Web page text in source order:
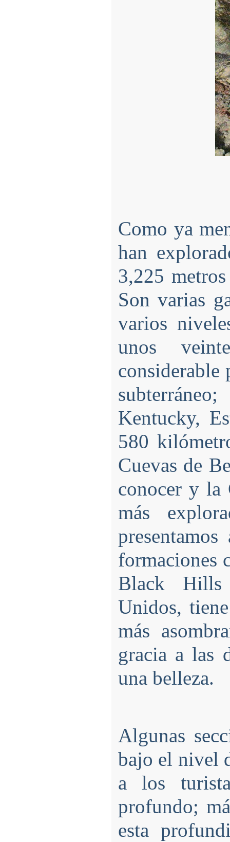
Como ya
han
3,225
Son varias
varios
unos
considerable
Kentucky,
580
Cuevas de
conocer y la
más
formaciones
Black Hills
Unidos,
más
gracia a las
una belleza.
Algunas
bajo el nivel
a los
profundo;
esta